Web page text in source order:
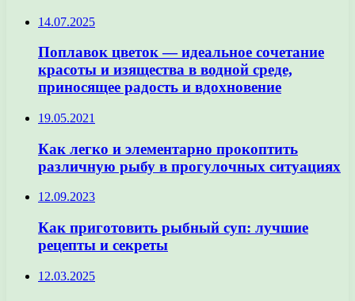
14.07.2025
Поплавок цветок — идеальное сочетание
красоты и изящества в водной среде,
приносящее радость и вдохновение
19.05.2021
Как легко и элементарно прокоптить
различную рыбу в прогулочных ситуациях
12.09.2023
Как приготовить рыбный суп: лучшие
рецепты и секреты
12.03.2025